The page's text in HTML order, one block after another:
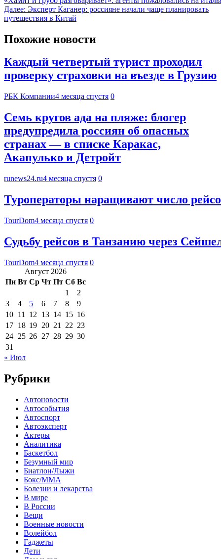
Далее: Эксперт Каганер: россияне начали чаще планировать
путешествия в Китай
Похожие новости
Каждый четвертый турист проходил
проверку страховки на въезде в Грузию
РБК Компании4 месяца спустя 0
Семь кругов ада на пляже: блогер
предупредила россиян об опасных
странах — в списке Каракас,
Акапулько и Детройт
runews24.ru4 месяца спустя 0
Туроператоры наращивают число
TourDom4 месяца спустя 0
Судьбу рейсов в Танзанию через
TourDom4 месяца спустя 0
Август 2026
Пн Вт Ср Чт Пт Сб Вс
1
2
3
4 5 6 7 8
9
10 11 12 13 14 15 16
17 18 19 20 21 22 23
24 25 26 27 28 29 30
31
« Июл
Рубрики
Автоновости
Автособытия
Автоспорт
Автоэксперт
Актеры
Аналитика
Баскетбол
Безумный мир
Биатлон/Лыжи
Бокс/MMA
Болезни и лекарства
В мире
В России
Вещи
Военные новости
Волейбол
Гаджеты
Дети